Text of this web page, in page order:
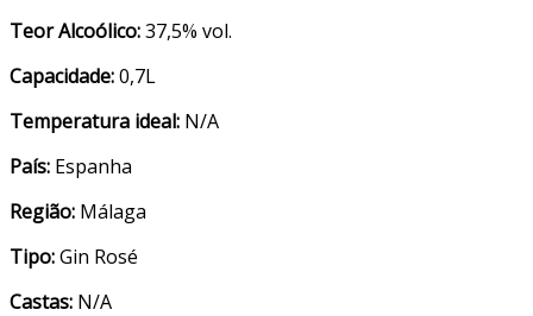
Teor Alcoólico:37,5% vol.
Capacidade:0,7L
Temperatura ideal: N/A
País: Espanha
Região: Málaga
Tipo:Gin Rosé
Castas: N/A